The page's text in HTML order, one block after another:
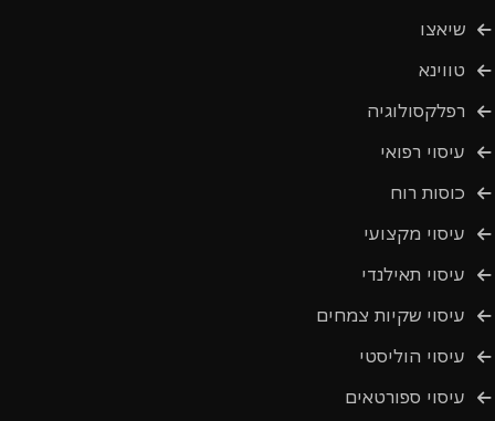
שיאצו
טווינא
רפלקסולוגיה
עיסוי רפואי
כוסות רוח
עיסוי מקצועי
עיסוי תאילנדי
עיסוי שקיות צמחים
עיסוי הוליסטי
עיסוי ספורטאים